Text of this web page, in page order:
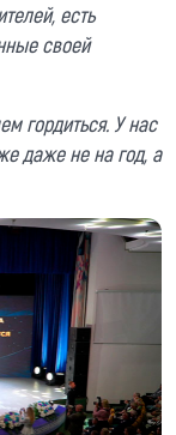
есть
своей
гордиться. У нас
даже не на год, а